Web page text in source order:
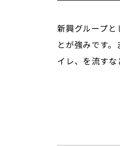
新興グループ
とが強みです
イレ、を流すな